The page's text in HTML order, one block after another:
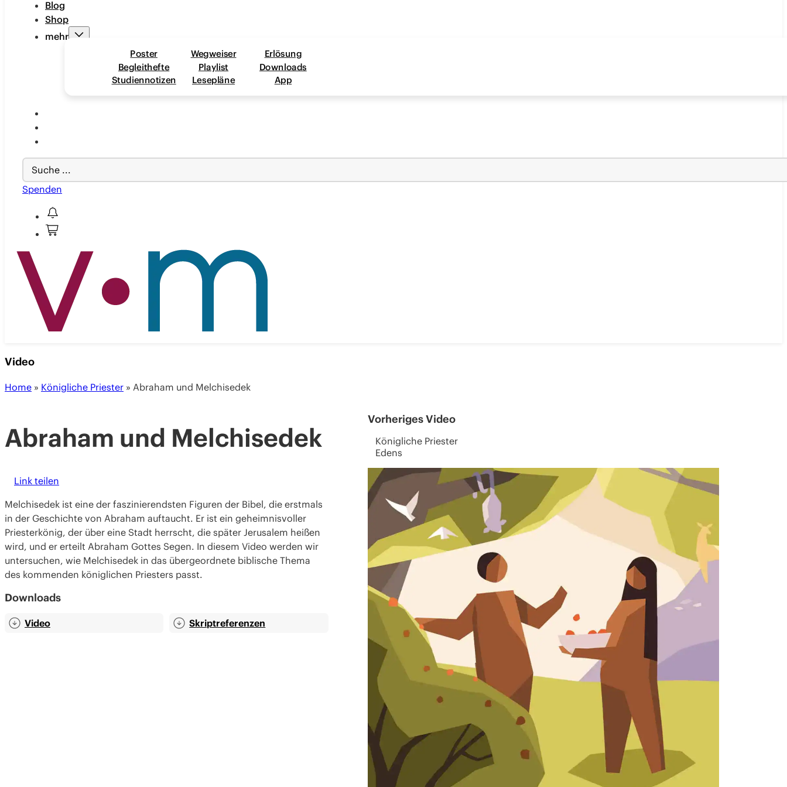
Blog
Shop
mehr
Poster
Begleithefte
Studiennotizen
Wegweiser
Playlist
Lesepläne
Erlösung
Downloads
App
Search
...
Spenden
Video
Home » Königliche Priester » Abraham und Melchisedek
Abraham und Melchisedek
Link teilen
Melchisedek ist eine der faszinierendsten Figuren der Bibel, die erstmals
in der Geschichte von Abraham auftaucht. Er ist ein geheimnisvoller
Priesterkönig, der über eine Stadt herrscht, die später Jerusalem heißen
wird, und er erteilt Abraham Gottes Segen. In diesem Video werden wir
untersuchen, wie Melchisedek in das übergeordnete biblische Thema
des kommenden königlichen Priesters passt.
Downloads
Video Skript­referenzen
Vorheriges Video
Königliche Priester
Edens